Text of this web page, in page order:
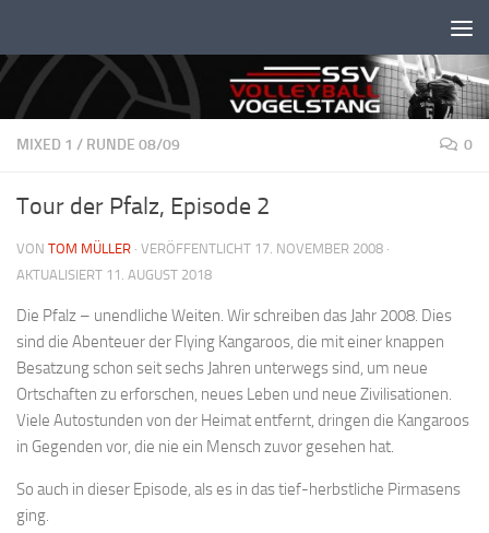
MIXED 1 / RUNDE 08/09 0
Tour der Pfalz, Episode 2
VON TOM MÜLLER · VERÖFFENTLICHT 17. NOVEMBER 2008 ·
AKTUALISIERT 11. AUGUST 2018
Die Pfalz – unendliche Weiten. Wir schreiben das Jahr 2008. Dies
sind die Abenteuer der Flying Kangaroos, die mit einer knappen
Besatzung schon seit sechs Jahren unterwegs sind, um neue
Ortschaften zu erforschen, neues Leben und neue Zivilisationen.
Viele Autostunden von der Heimat entfernt, dringen die Kangaroos
in Gegenden vor, die nie ein Mensch zuvor gesehen hat.
So auch in dieser Episode, als es in das tief-herbstliche Pirmasens
ging.